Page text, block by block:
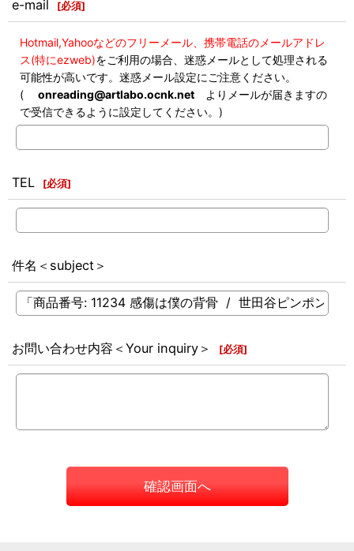
e-mail [必須]
Hotmail,Yahooなどのフリーメール、携帯電話のメールアドレ
ス(特にezweb)をご利用の場合、迷惑メールとして処理される
可能性が高いです。迷惑メール設定にご注意ください。
( onreading@artlabo.ocnk.net よりメールが届きますの
で受信できるように設定してください。)
TEL [必須]
件名＜subject＞
お問い合わせ内容＜Your inquiry＞ [必須]
確認画面へ